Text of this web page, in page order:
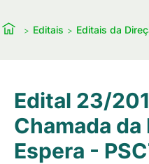
Editais Editais da
Edital 23/
Chamada da
Espera -